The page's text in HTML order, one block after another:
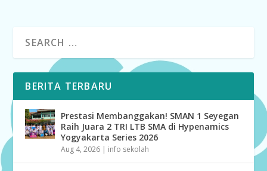
BERITA TERBARU
Prestasi Membanggakan! SMAN 1 Seyegan
Raih Juara 2 TRI LTB SMA di Hypenamics
Yogyakarta Series 2026
Aug 4, 2026 | info sekolah